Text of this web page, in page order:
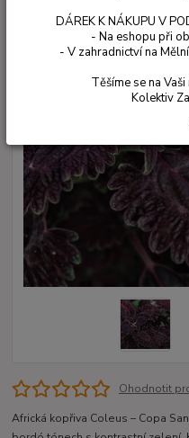
Ohodnotit
Africká kopřiva Coleus – Copa
DÁREK K NÁKUPU V
- Na eshopu při
- V zahradnictví na
Těšíme se na
Kolektiv